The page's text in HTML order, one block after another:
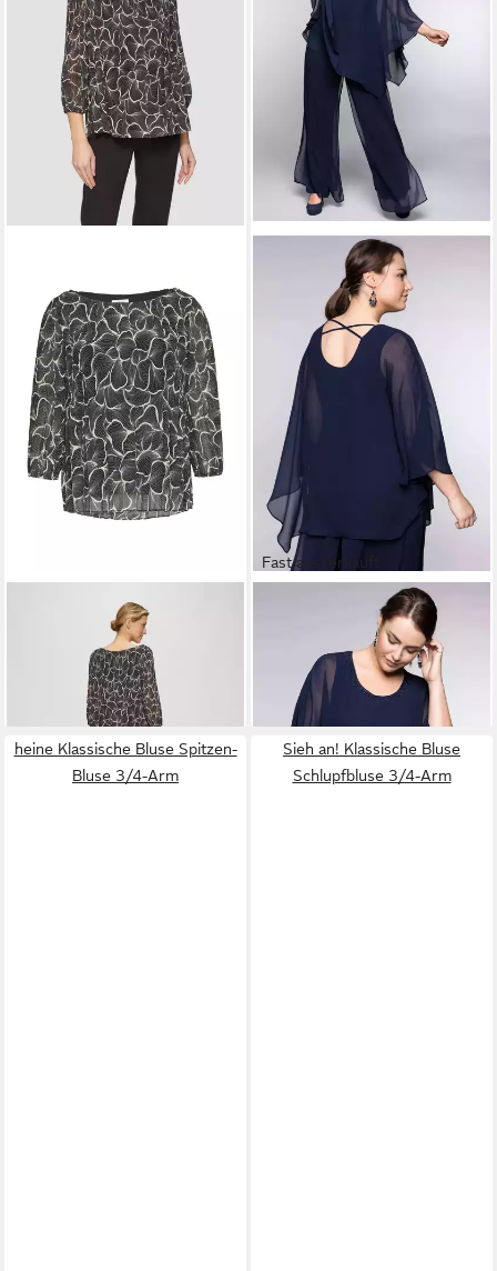
Kurzarmbluse
Bluse Bluse in feinem Plisée
mit abstrakter Musterung
Fast ausverkauft
Klassische Bluse
Tunika 3/4-Arm
79,99 €
heine Klassische Bluse Spitzen-
Bluse 3/4-Arm
Sieh an! Klassische Bluse
Schlupfbluse 3/4-Arm